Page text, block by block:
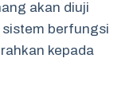
akan diuji
berfungsi
kepada